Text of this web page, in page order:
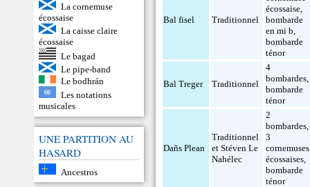
La cornemuse
écossaise
La caisse claire
écossaise
Le bagad
Le pipe-band
Le bodhrán
Les notations
musicales
UNE PARTITION AU
HASARD
Ancestros
Bal fisel Traditionnel
écossaise,
bombarde
en mi b,
bombarde
ténor
Bal Treger Traditionnel
4
bombardes,
bombarde
ténor
Dañs Plean
Traditionnel
et Stéven Le
Nahélec
2
bombardes,
3
cornemuses
écossaises,
bombarde
ténor